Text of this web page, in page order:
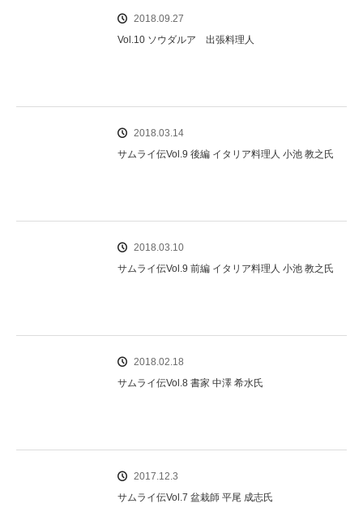
2018.09.27
Vol.10 ソウダルア 出張料理人
2018.03.14
サムライ伝Vol.9 後編 イタリア料理人 小池 教之氏
2018.03.10
サムライ伝Vol.9 前編 イタリア料理人 小池 教之氏
2018.02.18
サムライ伝Vol.8 書家 中澤 希水氏
2017.12.3
サムライ伝Vol.7 盆栽師 平尾 成志氏